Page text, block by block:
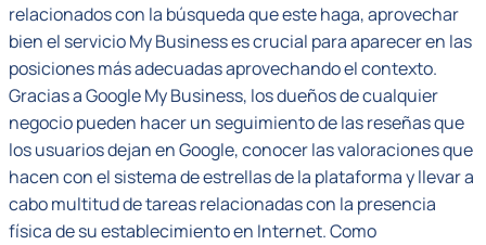
relacionados con la búsqueda que este haga, aprovechar
bien el servicio My Business es crucial para aparecer en las
posiciones más adecuadas aprovechando el contexto.
Gracias a Google My Business, los dueños de cualquier
negocio pueden hacer un seguimiento de las reseñas que
los usuarios dejan en Google, conocer las valoraciones que
hacen con el sistema de estrellas de la plataforma y llevar a
cabo multitud de tareas relacionadas con la presencia
física de su establecimiento en Internet. Como